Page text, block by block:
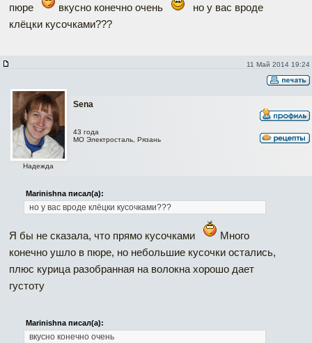
пюре вкусно конечно очень
но у вас вроде
клёцки кусочками???
11 Май 2014 19:24
Sena
Надежда
43 года
МО Электросталь, Рязань
Marinishna писал(а):
но у вас вроде клёцки кусочками???
Я бы не сказала, что прямо кусочками
Много
конечно ушло в пюре, но небольшие кусочки остались,
плюс курица разобранная на волокна хорошо дает
густоту
Marinishna писал(а):
вкусно конечно очень